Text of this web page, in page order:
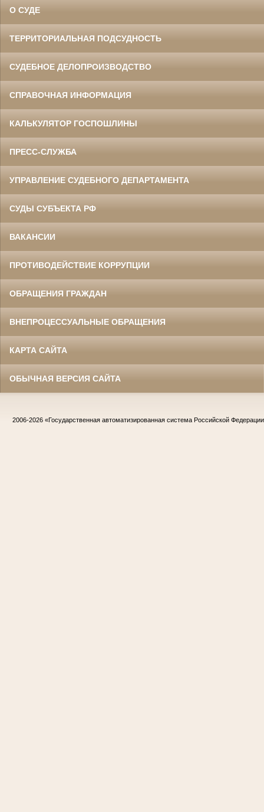
О СУДЕ
ТЕРРИТОРИАЛЬНАЯ ПОДСУДНОСТЬ
СУДЕБНОЕ ДЕЛОПРОИЗВОДСТВО
СПРАВОЧНАЯ ИНФОРМАЦИЯ
КАЛЬКУЛЯТОР ГОСПОШЛИНЫ
ПРЕСС-СЛУЖБА
УПРАВЛЕНИЕ СУДЕБНОГО ДЕПАРТАМЕНТА
СУДЫ СУБЪЕКТА РФ
ВАКАНСИИ
ПРОТИВОДЕЙСТВИЕ КОРРУПЦИИ
ОБРАЩЕНИЯ ГРАЖДАН
ВНЕПРОЦЕССУАЛЬНЫЕ ОБРАЩЕНИЯ
КАРТА САЙТА
ОБЫЧНАЯ ВЕРСИЯ САЙТА
2006-2026 «Государственная автоматизированная система Российской